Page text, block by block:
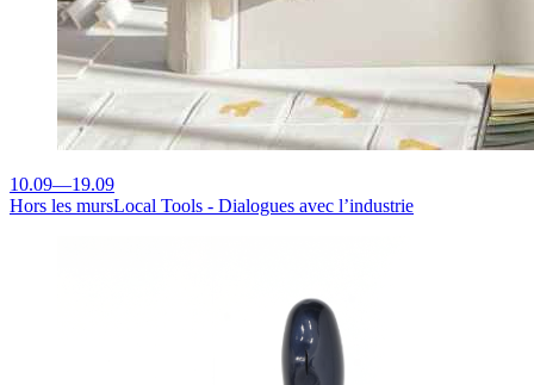
10.09—19.09
Hors les mursLocal Tools - Dialogues avec l’industrie